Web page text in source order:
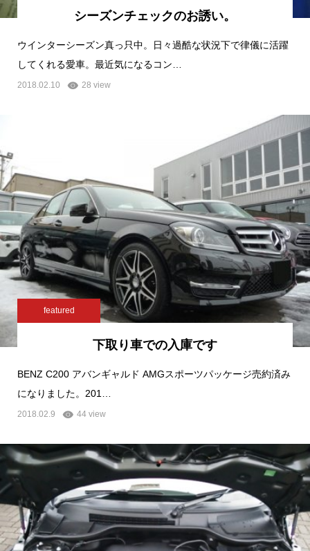
シーズンチェックのお誘い。
ウインターシーズン真っ只中。日々過酷な状況下で律儀に活躍
してくれる愛車。最近気になるコン…
2018.02.10 28 view
featured
下取り車での入庫です
BENZ C200 アバンギャルド AMGスポーツパッケージ売約済み
になりました。201…
2018.02.9 44 view